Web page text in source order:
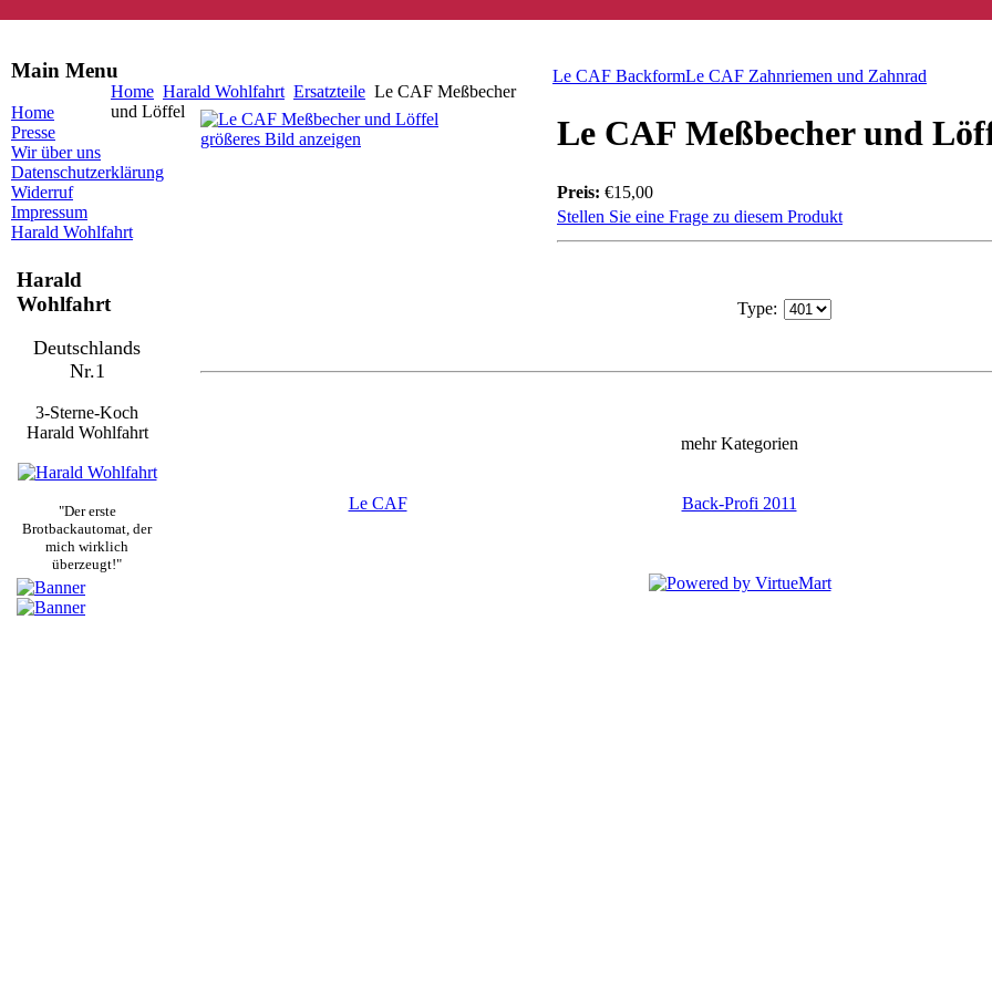
Home Harald Wohlfahrt Ersatzteile Le CAF Meßbecher
und Löffel
Main Menu
Home
Presse
Wir über uns
Datenschutzerklärung
Widerruf
Impressum
Harald Wohlfahrt
Harald
Wohlfahrt
Deutschlands
Nr.1
3-Sterne-Koch
Harald Wohlfahrt
"Der erste
Brotbackautomat, der
mich wirklich
überzeugt!"
Le CAF BackformLe CAF Zahnriemen und Zahnrad
größeres Bild anzeigen Le CAF Meßbecher und
Preis: €15,00
Stellen Sie eine Frage zu diesem Produkt
Type:
mehr Kategorien
Le CAF Back-Profi 2011